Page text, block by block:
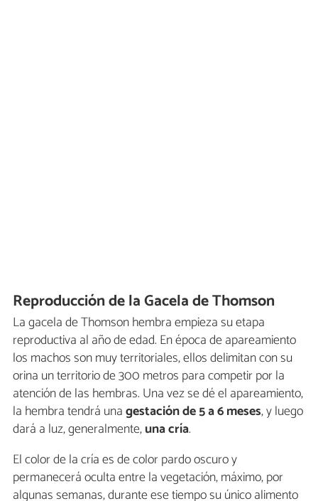
Reproducción de la Gacela de Thomson
La gacela de Thomson hembra empieza su etapa
reproductiva al año de edad. En época de apareamiento
los machos son muy territoriales, ellos delimitan con su
orina un territorio de 300 metros para competir por la
atención de las hembras. Una vez se dé el apareamiento,
la hembra tendrá unagestación de 5 a 6 meses, y luego
dará a luz, generalmente,una cría.
El color de la cría es de color pardo oscuro y
permanecerá oculta entre la vegetación, máximo, por
algunas semanas, durante ese tiempo su único alimento